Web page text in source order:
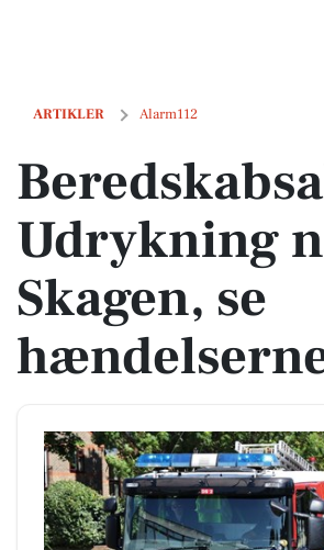
ARTIKLER Alarm112
Beredskabsalarm: Udrykning nær
Udrykning
Skagen, se